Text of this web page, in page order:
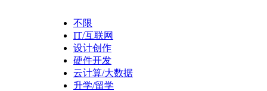
不限
IT/互联网
设计创作
硬件开发
云计算/大数据
升学/留学